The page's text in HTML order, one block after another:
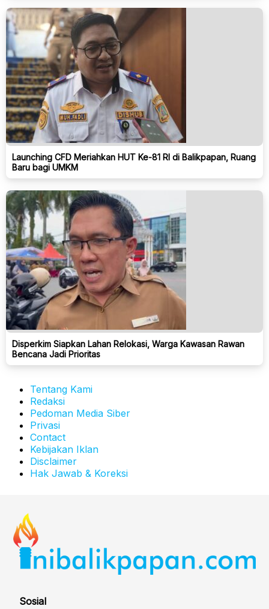
Launching CFD Meriahkan HUT Ke-81 RI di Balikpapan, Ruang
Baru bagi UMKM
Disperkim Siapkan Lahan Relokasi, Warga Kawasan Rawan
Bencana Jadi Prioritas
Tentang Kami
Redaksi
Pedoman Media Siber
Privasi
Contact
Kebijakan Iklan
Disclaimer
Hak Jawab & Koreksi
Sosial